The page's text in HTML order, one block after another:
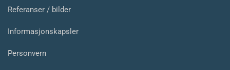
Referanser / bilder
Informasjonskapsler
Personvern